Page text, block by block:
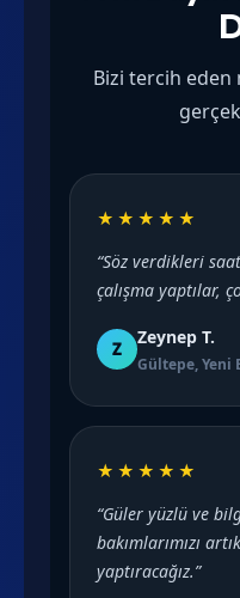
Bizi tercih
★★★★★
“Söz verdikleri
çalışma yaptılar,
Z
Zeynep T.
Gültepe, Yeni
★★★★★
“Güler yüzlü ve
bakımlarımızı
yaptıracağız.”